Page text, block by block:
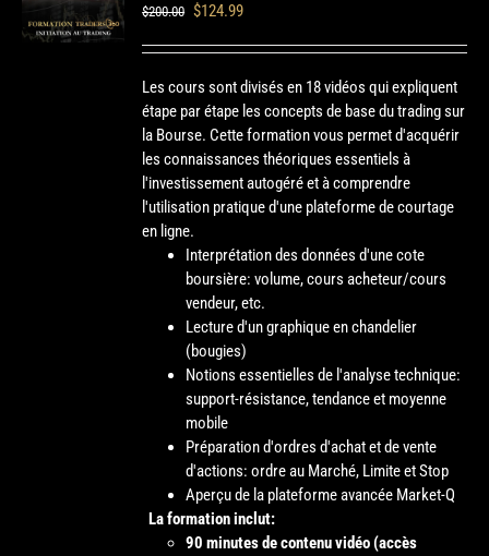
$200.00 $124.99
Les cours sont divisés en 18 vidéos qui expliquent
étape par étape les concepts de base du trading sur
la Bourse. Cette formation vous permet d'acquérir
les connaissances théoriques essentiels à
l'investissement autogéré et à comprendre
l'utilisation pratique d'une plateforme de courtage
en ligne.
Interprétation des données d'une cote
boursière: volume, cours acheteur/cours
vendeur, etc.
Lecture d'un graphique en chandelier
(bougies)
Notions essentielles de l'analyse technique:
support-résistance, tendance et moyenne
mobile
Préparation d'ordres d'achat et de vente
d'actions: ordre au Marché, Limite et Stop
Aperçu de la plateforme avancée Market-Q
La formation inclut:
90 minutes de contenu vidéo (accès